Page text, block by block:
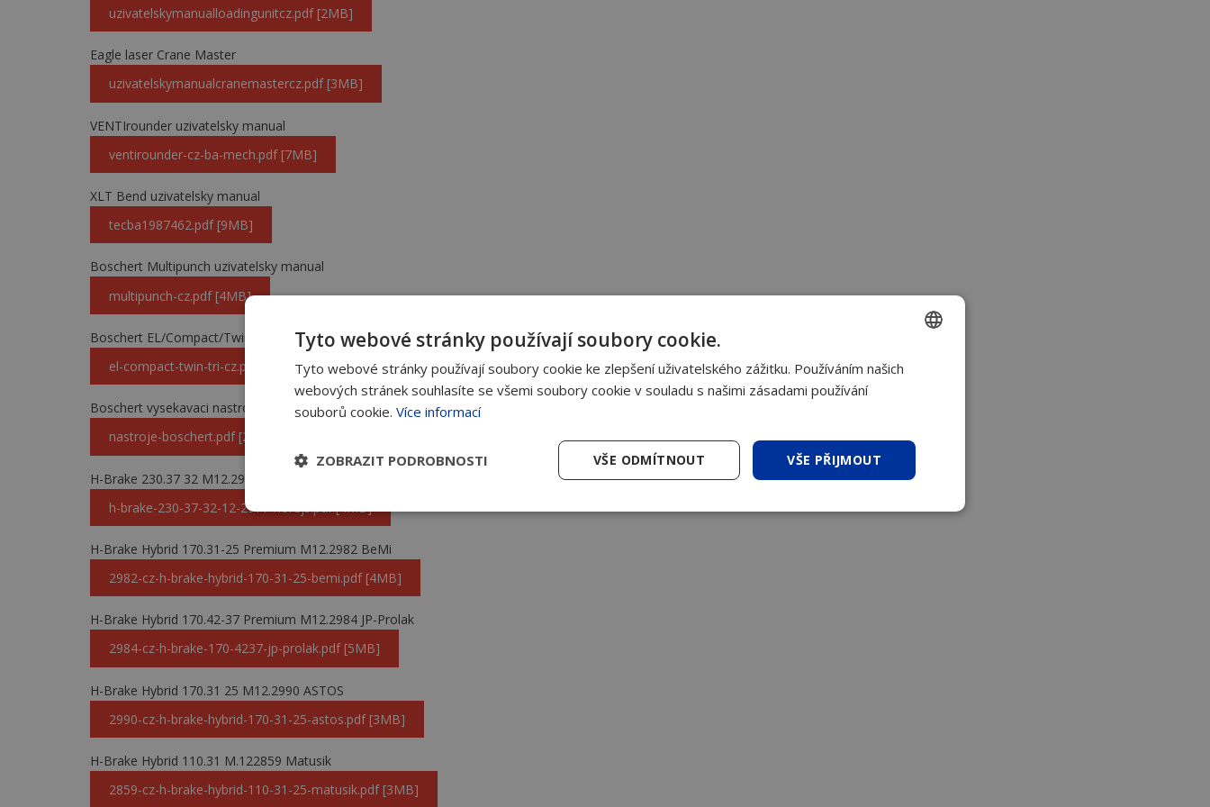
uzivatelskymanualloadingunitcz.pdf [2MB]
Eagle laser Crane Master
uzivatelskymanualcranemastercz.pdf [3MB]
VENTIrounder uzivatelsky manual
ventirounder-cz-ba-mech.pdf [7MB]
XLT Bend uzivatelsky manual
tecba1987462.pdf [9MB]
Boschert Multipunch uzivatelsky manual
multipunch-cz.pdf [4MB]
Boschert EL/Compact/Twin/TRI uzivatelský manual
el-compact-twin-tri-cz.pdf [1MB]
Boschert vysekavaci nastroje
nastroje-boschert.pdf [2MB]
H-Brake 230.37 32 M12.2977 Horejs
h-brake-230-37-32-12-2977-horejs.pdf [4MB]
H-Brake Hybrid 170.31-25 Premium M12.2982 BeMi
2982-cz-h-brake-hybrid-170-31-25-bemi.pdf [4MB]
H-Brake Hybrid 170.42-37 Premium M12.2984 JP-Prolak
2984-cz-h-brake-170-4237-jp-prolak.pdf [5MB]
H-Brake Hybrid 170.31 25 M12.2990 ASTOS
2990-cz-h-brake-hybrid-170-31-25-astos.pdf [3MB]
H-Brake Hybrid 110.31 M.122859 Matusik
2859-cz-h-brake-hybrid-110-31-25-matusik.pdf [3MB]
CZECH
Tyto webové stránky používají soubory cookie.
Tyto webové stránky používají soubory cookie ke zlepšení uživatelského zážitku. Používáním našich
webových stránek souhlasíte se všemi soubory cookie v souladu s našimi zásadami používání
souborů cookie. Více informací
VŠE PŘIJMOUT
VŠE ODMÍTNOUT
ZOBRAZIT PODROBNOSTI